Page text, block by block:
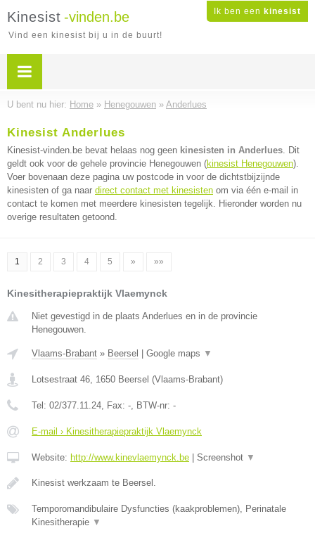
Ik ben een kinesist
Kinesist -vinden.be
Vind een kinesist bij u in de buurt!
U bent nu hier: Home » Henegouwen » Anderlues
Kinesist Anderlues
Kinesist-vinden.be bevat helaas nog geen kinesisten in Anderlues. Dit
geldt ook voor de gehele provincie Henegouwen (kinesist Henegouwen).
Voer bovenaan deze pagina uw postcode in voor de dichtstbijzijnde
kinesisten of ga naar direct contact met kinesisten om via één e-mail in
contact te komen met meerdere kinesisten tegelijk. Hieronder worden nu
overige resultaten getoond.
1 2 3 4 5 » »»
Kinesitherapiepraktijk Vlaemynck
Niet gevestigd in de plaats Anderlues en in de provincie
Henegouwen.
Vlaams-Brabant » Beersel Google maps ▼
Lotsestraat 46, 1650 Beersel (Vlaams-Brabant)
Tel: 02/377.11.24, Fax: -, BTW-nr: -
E-mail › Kinesitherapiepraktijk Vlaemynck
Website: http://www.kinevlaemynck.be Screenshot ▼
Kinesist werkzaam te Beersel.
Temporomandibulaire Dysfuncties (kaakproblemen), Perinatale
Kinesitherapie ▼